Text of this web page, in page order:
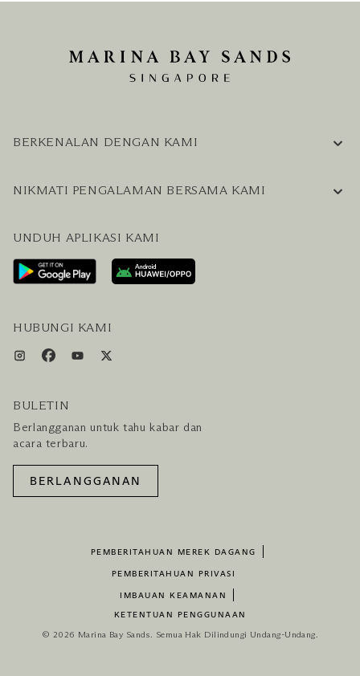
BERKENALAN DENGAN KAMI
KARIER
HUBUNGI KAMI
NIKMATI PENGALAMAN BERSAMA KAMI
RENCANAKAN KUNJUNGAN ANDA
LAYANAN PENGUNJUNG & FASILITAS
PAKET LENGKAP HOTEL DAN PENERBANGAN
UNDUH APLIKASI KAMI
HUBUNGI KAMI
BULETIN
Berlangganan untuk tahu kabar dan
acara terbaru.
BERLANGGANAN
PEMBERITAHUAN MEREK DAGANG
PEMBERITAHUAN PRIVASI
IMBAUAN KEAMANAN
KETENTUAN PENGGUNAAN
© 2026 Marina Bay Sands. Semua Hak Dilindungi Undang-Undang.